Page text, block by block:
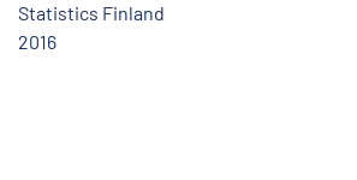
Statistics Finland
2016